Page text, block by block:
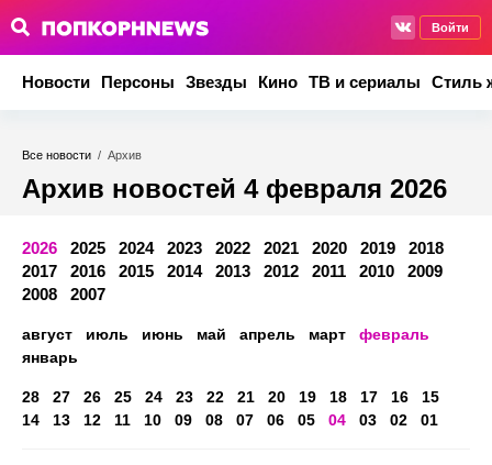
Войти
Новости Персоны Звезды Кино ТВ и сериалы Стиль
Все новости / Архив
Архив новостей 4 февраля 2026
2026 2025 2024 2023 2022 2021 2020 2019
2018
2017
2016 2015 2014 2013 2012 2011 2010
2009
2008
2007
август июль июнь май апрель март
февраль
январь
28 27 26 25 24 23 22 21 20 19 18 17 16
15
14
13 12 11 10 09 08 07 06 05 04 03 02 01